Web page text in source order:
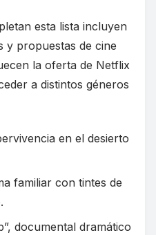
esta lista incluyen
y propuestas de cine
la oferta de Netflix
a distintos géneros
en el desierto
familiar con tintes de
documental dramático